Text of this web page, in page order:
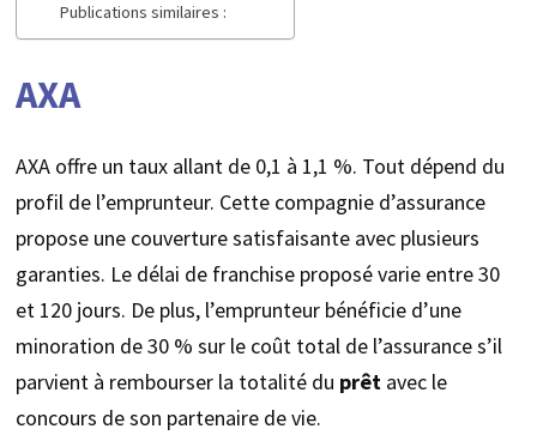
Publications similaires :
AXA
AXA offre un taux allant de 0,1 à 1,1 %. Tout dépend du
profil de l’emprunteur. Cette compagnie d’assurance
propose une couverture satisfaisante avec plusieurs
garanties. Le délai de franchise proposé varie entre 30
et 120 jours. De plus, l’emprunteur bénéficie d’une
minoration de 30 % sur le coût total de l’assurance s’il
parvient à rembourser la totalité du prêt avec le
concours de son partenaire de vie.